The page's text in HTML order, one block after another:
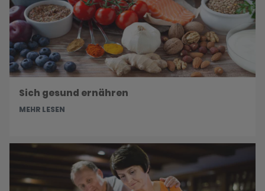
Sich gesund ernähren
MEHR LESEN